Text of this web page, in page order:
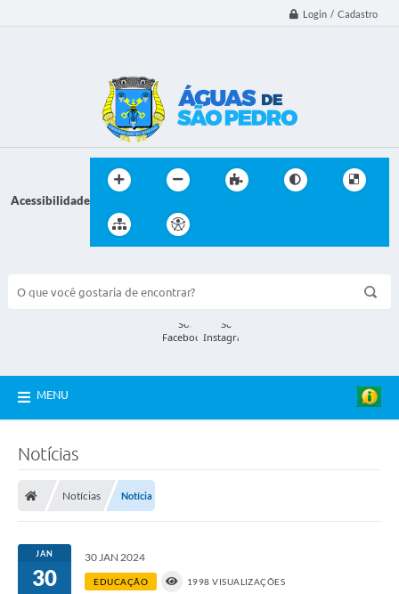
Login / Cadastro
Acessibilidade
MENU
Notícias
Notícias Notícia
JAN
30
30 JAN 2024
EDUCAÇÃO 1998 VISUALIZAÇÕES